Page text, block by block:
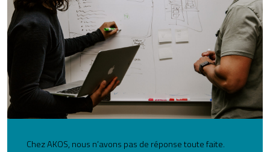
Chez AKOS, nous n’avons pas de réponse toute faite.